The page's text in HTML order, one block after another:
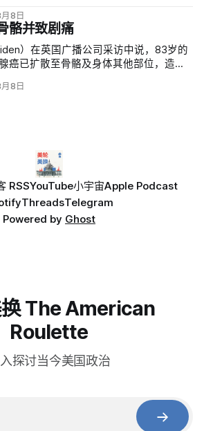
冻结资产，并停止攻击伊朗地区盟友及
几乎不可能接受。
8日
骼并致剧痛
）在英国广播公司采访中说，83岁的
癌已扩散至骨骼及身体其他部位，造成
程「非常难过」，也希望父亲能更多表
8日
RSSYouTube小宇宙Apple Podcast
ThreadsTelegram
Powered by Ghost
The American
Roulette
探讨当今美国政治